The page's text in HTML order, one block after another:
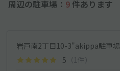
周辺の駐車場： 9 件あります
岩戸南2丁目10-3"akippa駐車場
5 （1件）